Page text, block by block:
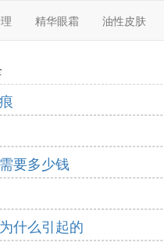
精华眼霜 油性皮肤
要多少钱
什么引起的